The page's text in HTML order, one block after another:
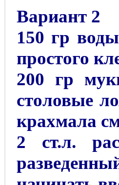
Вариант 2
150 гр
простого
200 гр
столовые
крахмала
2 ст.л.